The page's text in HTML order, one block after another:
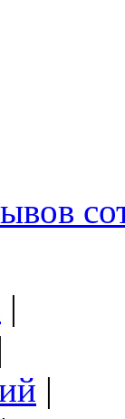
|
|
|